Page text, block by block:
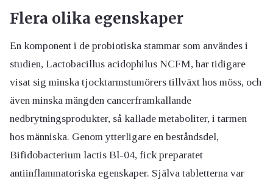
Flera olika egenskaper
En komponent i de probiotiska stammar som användes i
studien, Lactobacillus acidophilus NCFM, har tidigare
visat sig minska tjocktarmstumörers tillväxt hos möss, och
även minska mängden cancerframkallande
nedbrytningsprodukter, så kallade metaboliter, i tarmen
hos människa. Genom ytterligare en beståndsdel,
Bifidobacterium lactis Bl-04, fick preparatet
antiinflammatoriska egenskaper. Själva tabletterna var